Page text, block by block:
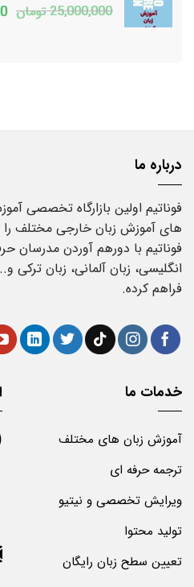
25,000,000 تومان
درباره ما
فوناتیم اولین بازارگاه تخصصی
های آموزش زبان خارجی مختلف را
فوناتیم با دورهم آوردن مدرسان
انگلیسی، زبان آلمانی، زبان
فراهم کرده.
خدمات ما
آموزش زبان های مختلف
ترجمه حرفه ای
ویرایش تخصصی و نیتیو
تولید محتوا
تعیین سطح زبان رایگان